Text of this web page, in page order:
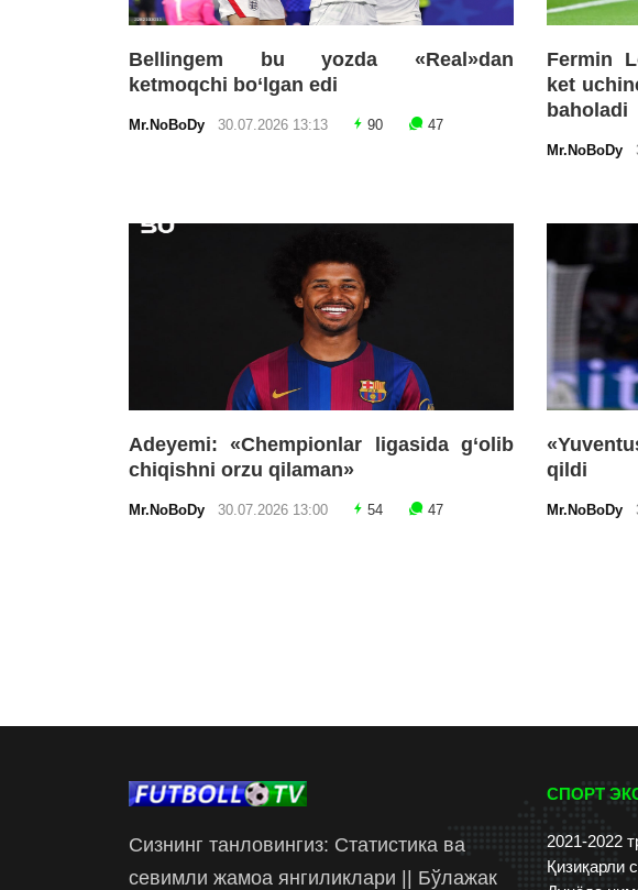
Bellingem bu yozda «Real»dan
ketmoqchi bo‘lgan edi
Mr.NoBoDy 30.07.2026 13:13 90 47
Fermin
ket
baholadi
Mr.NoBoDy
Adeyemi: «Chempionlar ligasida g‘olib
chiqishni orzu qilaman»
Mr.NoBoDy 30.07.2026 13:00 54 47
qildi
Mr.NoBoDy
Сизнинг танловингиз: Статистика ва
севимли жамоа янгиликлари || Бўлажак
СПОРТ
2021-2022
Қизиқарли